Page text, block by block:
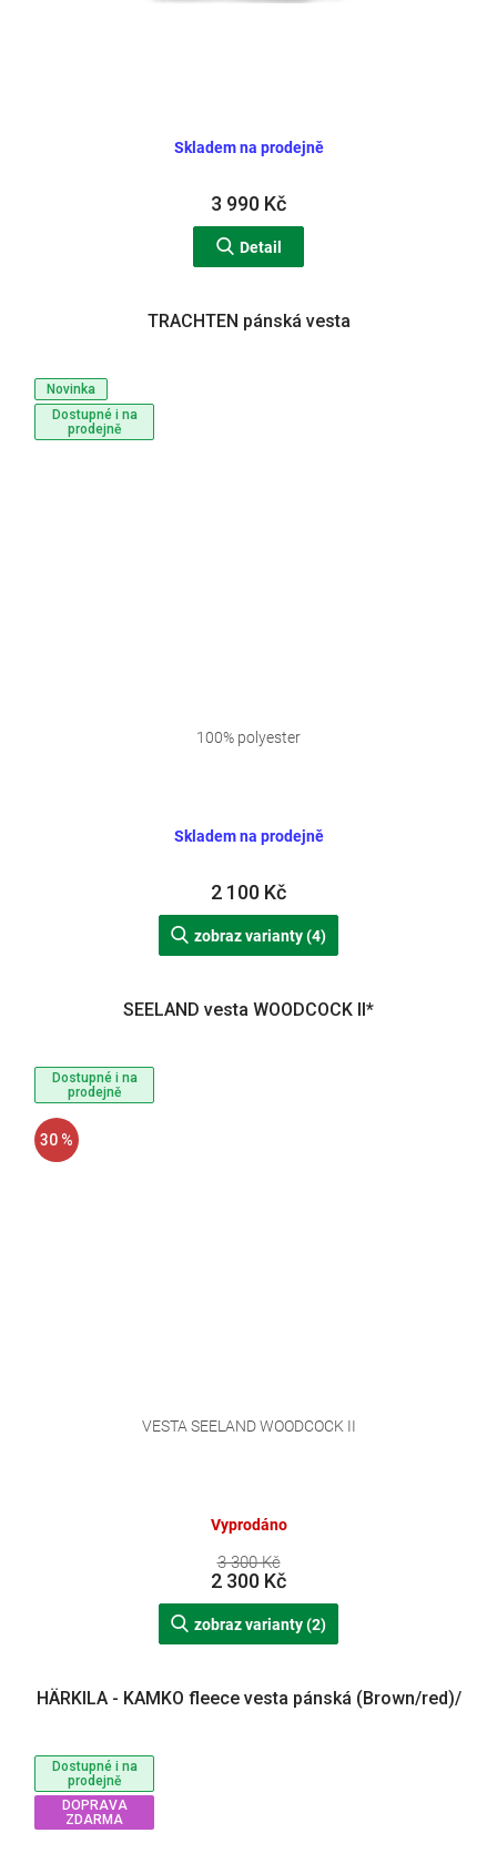
Skladem na prodejně
3 990 Kč
Detail
Novinka
Dostupné i na
prodejně
TRACHTEN pánská vesta
Skladem na prodejně
2 100 Kč
zobraz varianty (4)
100% polyester
Dostupné i na
prodejně
30 %
SEELAND vesta WOODCOCK II*
Vyprodáno
3 300 Kč
2 300 Kč
zobraz varianty (2)
VESTA SEELAND WOODCOCK II
Dostupné i na
prodejně
DOPRAVA
ZDARMA
HÄRKILA - KAMKO fleece vesta pánská (Brown/red)/